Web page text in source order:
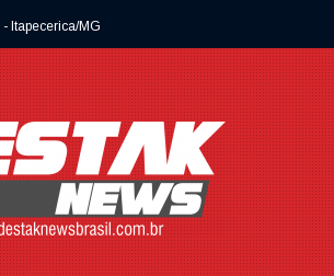
- Itapecerica/MG